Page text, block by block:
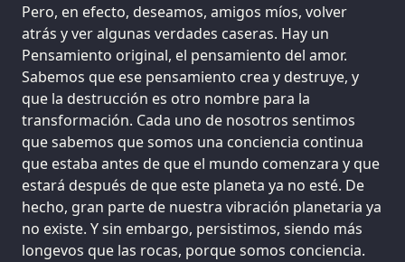
Pero, en efecto, deseamos, amigos míos, volver
atrás y ver algunas verdades caseras. Hay un
Pensamiento original, el pensamiento del amor.
Sabemos que ese pensamiento crea y destruye, y
que la destrucción es otro nombre para la
transformación. Cada uno de nosotros sentimos
que sabemos que somos una conciencia continua
que estaba antes de que el mundo comenzara y que
estará después de que este planeta ya no esté. De
hecho, gran parte de nuestra vibración planetaria ya
no existe. Y sin embargo, persistimos, siendo más
longevos que las rocas, porque somos conciencia.